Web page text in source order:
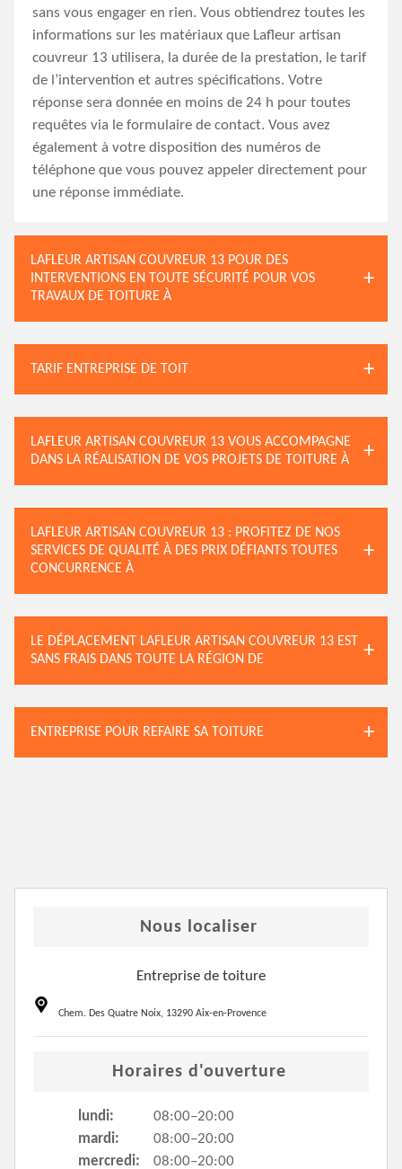
sans vous engager en rien. Vous obtiendrez toutes les
informations sur les matériaux que Lafleur artisan
couvreur 13 utilisera, la durée de la prestation, le tarif
de l’intervention et autres spécifications. Votre
réponse sera donnée en moins de 24 h pour toutes
requêtes via le formulaire de contact. Vous avez
également à votre disposition des numéros de
téléphone que vous pouvez appeler directement pour
une réponse immédiate.
LAFLEUR ARTISAN COUVREUR 13 POUR DES
INTERVENTIONS EN TOUTE SÉCURITÉ POUR VOS
TRAVAUX DE TOITURE À
TARIF ENTREPRISE DE TOIT
LAFLEUR ARTISAN COUVREUR 13 VOUS ACCOMPAGNE
DANS LA RÉALISATION DE VOS PROJETS DE TOITURE À
LAFLEUR ARTISAN COUVREUR 13 : PROFITEZ DE NOS
SERVICES DE QUALITÉ À DES PRIX DÉFIANTS TOUTES
CONCURRENCE À
LE DÉPLACEMENT LAFLEUR ARTISAN COUVREUR 13 EST
SANS FRAIS DANS TOUTE LA RÉGION DE
ENTREPRISE POUR REFAIRE SA TOITURE
Nous localiser
Entreprise de toiture
Chem. Des Quatre Noix, 13290 Aix-en-Provence
Horaires d'ouverture
lundi:
08:00–20:00
mardi:
08:00–20:00
mercredi:
08:00–20:00